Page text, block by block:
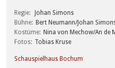
Regie
Johan Simons
Bühne Bert Neumann/Johan
Kostüme Nina von Mechow/An de
Fotos
Tobias Kruse
Schauspielhaus Bochum